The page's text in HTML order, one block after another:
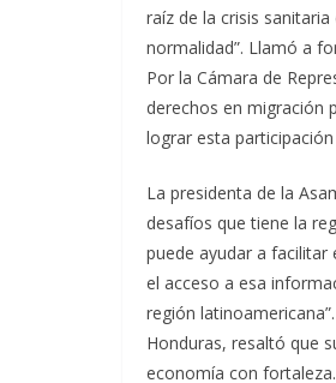
raíz de la crisis
normalidad”. Llamó a
Por la Cámara de
derechos en migración
lograr esta
La presidenta de la
desafíos que tiene la
puede ayudar a facilitar
el acceso a esa
región
Honduras, resaltó que
economía con